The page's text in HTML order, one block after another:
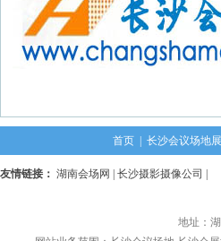
首页 长沙会议场地
友情链接： 湖南会场网 长沙摄影摄像公司
地址：